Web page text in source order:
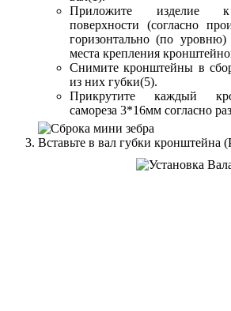
Приложите изделие к
поверхности (согласно
горизонтально (по
места крепления
Снимите кронштейны в
из них губки(5).
Прикрутите каждый
самореза 3*16мм согласно
Вставьте в вал губки кронштейна